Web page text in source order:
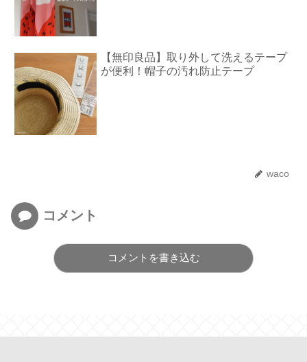
【無印良品】取り外して洗えるテープ
が便利！帽子の汚れ防止テープ
waco
コメント
コメントを書き込む